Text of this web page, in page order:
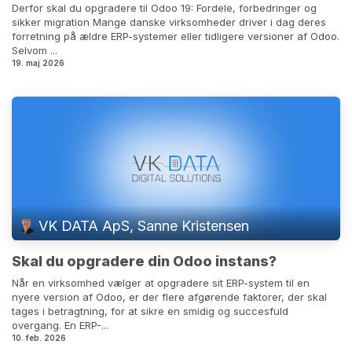
Derfor skal du opgradere til Odoo 19: Fordele, forbedringer og
sikker migration Mange danske virksomheder driver i dag deres
forretning på ældre ERP-systemer eller tidligere versioner af Odoo.
Selvom ...
19. maj 2026
VK DATA ApS, Sanne Kristensen
Skal du opgradere din Odoo instans?
Når en virksomhed vælger at opgradere sit ERP-system til en
nyere version af Odoo, er der flere afgørende faktorer, der skal
tages i betragtning, for at sikre en smidig og succesfuld
overgang. En ERP-...
10. feb. 2026